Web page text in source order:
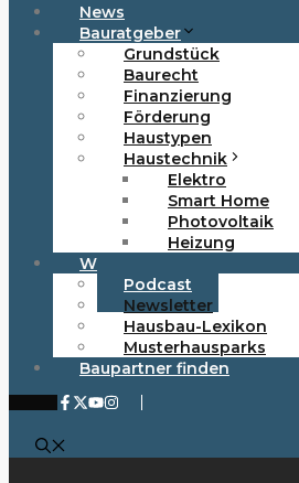
News
Bauratgeber
Grundstück
Baurecht
Finanzierung
Förderung
Haustypen
Haustechnik
Elektro
Smart Home
Photovoltaik
Heizung
Wissen & Tools
Podcast
Newsletter
Hausbau-Lexikon
Musterhausparks
Baupartner finden